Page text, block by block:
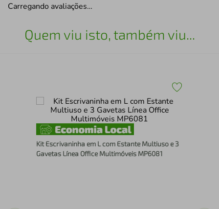
Carregando avaliações…
Quem viu isto, também viu...
Kit Escrivaninha em L com Estante Multiuso e 3
Gavetas Línea Office Multimóveis MP6081